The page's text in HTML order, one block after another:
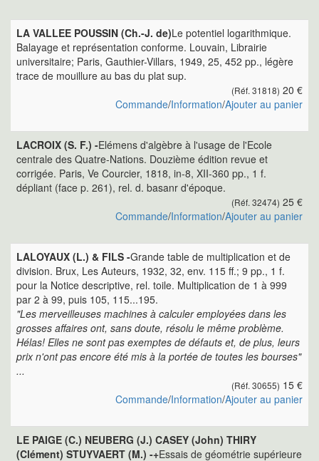
LA VALLEE POUSSIN (Ch.-J. de)Le potentiel logarithmique.
Balayage et représentation conforme. Louvain, Librairie
universitaire; Paris, Gauthier-Villars, 1949, 25, 452 pp., légère
trace de mouillure au bas du plat sup.
(Réf. 31818) 20 €
Commande/Information/Ajouter au panier
LACROIX (S. F.) -Elémens d'algèbre à l'usage de l'Ecole
centrale des Quatre-Nations. Douzième édition revue et
corrigée. Paris, Ve Courcier, 1818, in-8, XII-360 pp., 1 f.
dépliant (face p. 261), rel. d. basanr d'époque.
(Réf. 32474) 25 €
Commande/Information/Ajouter au panier
LALOYAUX (L.) & FILS -Grande table de multiplication et de
division. Brux, Les Auteurs, 1932, 32, env. 115 ff.; 9 pp., 1 f.
pour la Notice descriptive, rel. toile. Multiplication de 1 à 999
par 2 à 99, puis 105, 115...195.
"Les merveilleuses machines à calculer employées dans les
grosses affaires ont, sans doute, résolu le même problème.
Hélas! Elles ne sont pas exemptes de défauts et, de plus, leurs
prix n'ont pas encore été mis à la portée de toutes les bourses"
...
(Réf. 30655) 15 €
Commande/Information/Ajouter au panier
LE PAIGE (C.) NEUBERG (J.) CASEY (John) THIRY
(Clément) STUYVAERT (M.) -+Essais de géométrie supérieure